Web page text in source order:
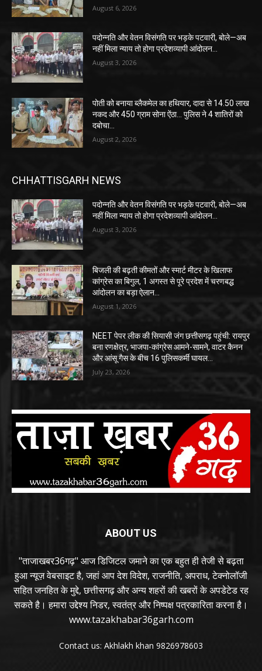
August 6, 2026
पदोन्नति और वेतन विसंगति पर भड़के पटवारी, बोले—अब
नहीं मिला न्याय तो होगा प्रदेशव्यापी आंदोलन…
August 3, 2026
पोती को बनाया ब्लैकमेल का हथियार, दादा से 14.50 लाख
नकद और 450 ग्राम सोना ऐंठा… पुलिस ने 4 शातिरों को
दबोचा…
August 2, 2026
CHHATTISGARH NEWS
पदोन्नति और वेतन विसंगति पर भड़के पटवारी, बोले—अब
नहीं मिला न्याय तो होगा प्रदेशव्यापी आंदोलन…
August 3, 2026
बिजली की बढ़ती कीमतों और स्मार्ट मीटर के खिलाफ
कांग्रेस का बिगुल, 1 अगस्त से पूरे प्रदेश में चरणबद्ध
आंदोलन का बड़ा ऐलान…
August 1, 2026
NEET पेपर लीक की सियासी जंग छत्तीसगढ़ पहुंची: रायपुर
बना रणक्षेत्र, भाजपा-कांग्रेस आमने-सामने, वाटर कैनन
और आंसू गैस के बीच 16 पुलिसकर्मी घायल…
July 23, 2026
ABOUT US
"ताजाखबर36गढ़" आज डिजिटल जमाने का एक बहुत ही तेजी से बढ़ता
हुआ न्यूज़ वेबसाइट है, जहां आप देश विदेश, राजनीति, अपराध, टेक्नोलॉजी
सहित जनहित के मुद्दे, छत्तीसगढ़ और अन्य शहरों की खबरों के अपडेटेड रह
सकते है। हमारा उद्देश्य निडर, स्वतंत्र और निष्पक्ष पत्रकारिता करना है।
www.tazakhabar36garh.com
Contact us: Akhlakh khan 9826978603